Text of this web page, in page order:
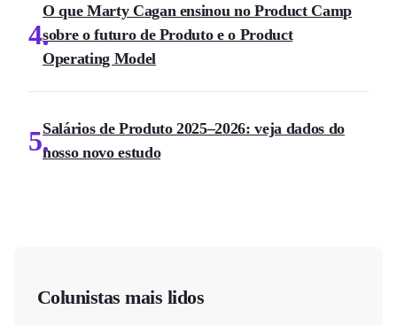
4
O que Marty Cagan ensinou no Product Camp
sobre o futuro de Produto e o Product
Operating Model
5Salários de Produto 2025–2026: veja dados do
nosso novo estudo
Colunistas mais lidos